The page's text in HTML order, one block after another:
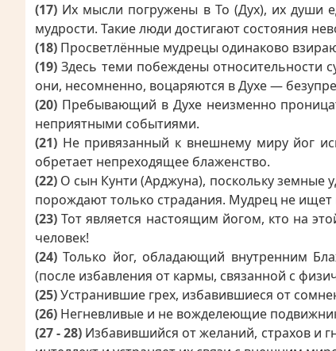
(17) Их мысли погружены в То (Дух), их души
мудрости. Такие люди достигают состояния
(18) Просветлённые мудрецы одинаково
(19) Здесь теми побеждены относительности
они, несомненно, воцаряются в Духе —
(20) Пребывающий в Духе неизменно
неприятными событиями.
(21) Не привязанный к внешнему миру йог
обретает непреходящее блаженство.
(22) О сын Кунти (Арджуна), поскольку земные
порождают только страдания. Мудрец не ищет
(23) Тот является настоящим йогом, кто на
человек!
(24) Только йог, обладающий внутренним
(после избавления от кармы, связанной с
(25)Устранившие грех, избавившиеся от
(26) Негневливые и не вожделеющие
(27 - 28) Избавившийся от желаний, страхов и